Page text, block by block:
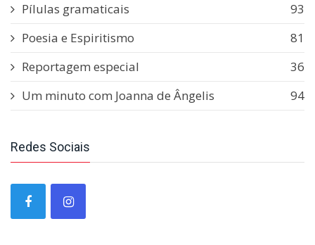
Pílulas gramaticais
93
Poesia e Espiritismo
81
Reportagem especial
36
Um minuto com Joanna de Ângelis
94
Redes Sociais